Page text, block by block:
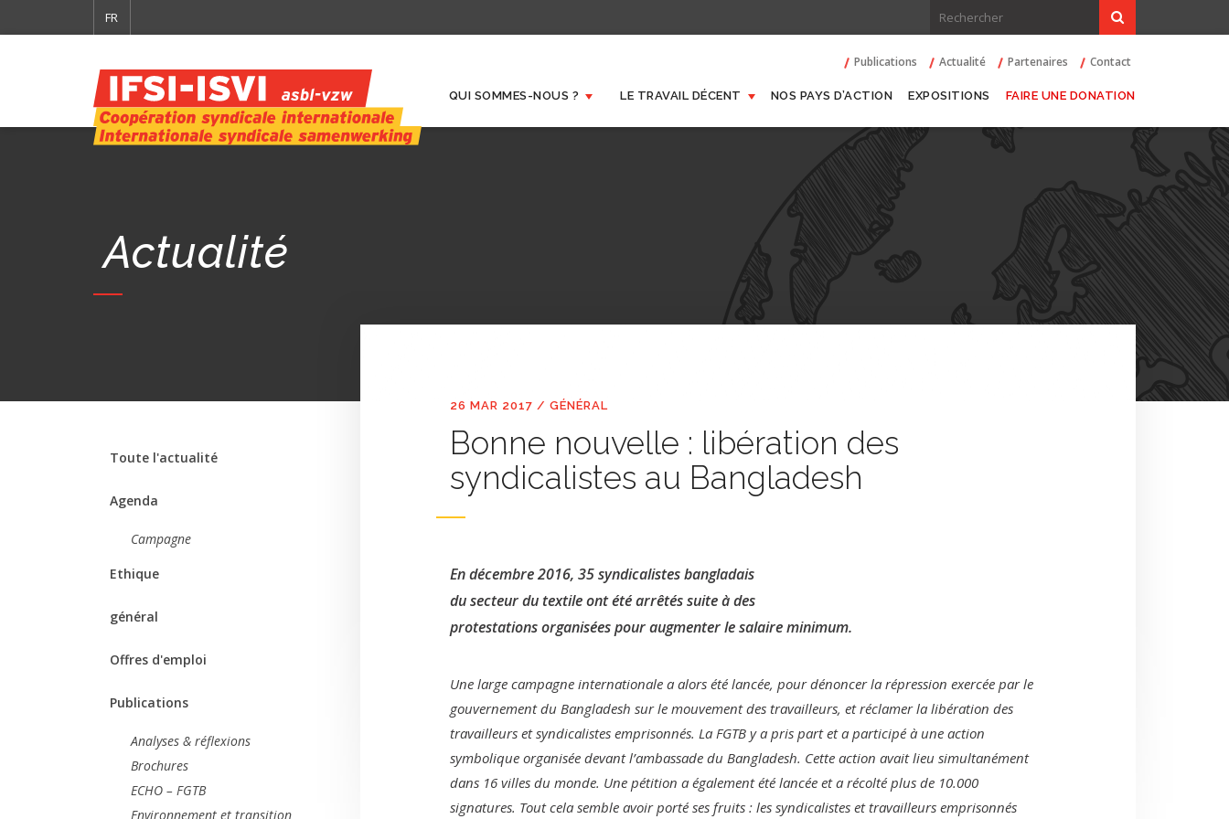
FR
Publications Actualité Partenaires Contact
QUI SOMMES-NOUS ? LE TRAVAIL DÉCENT NOS PAYS D’ACTION EXPOSITIONS FAIRE UNE DONATION
Actualité
Toute l'actualité
Agenda
Campagne
Ethique
général
Offres d'emploi
Publications
Analyses & réflexions
Brochures
ECHO – FGTB
Environnement et transition
26 MAR 2017 / GÉNÉRAL
Bonne nouvelle : libération des
syndicalistes au Bangladesh
En décembre 2016, 35 syndicalistes bangladais
du secteur du textile ont été arrêtés suite à des
protestations organisées pour augmenter le sa­laire minimum.
Une large campagne internationale a alors été lancée, pour dénoncer la répression exercée par le
gouvernement du Bangladesh sur le mouvement des travailleurs, et réclamer la libération des
travail­leurs et syndicalistes emprisonnés. La FGTB y a pris part et a participé à une action
symbolique organisée devant l’ambassade du Bangladesh. Cette action avait lieu simultané­ment
dans 16 villes du monde. Une pétition a également été lancée et a récolté plus de 10.000
signatures. Tout cela semble avoir porté ses fruits : les syndicalistes et travailleurs emprisonnés